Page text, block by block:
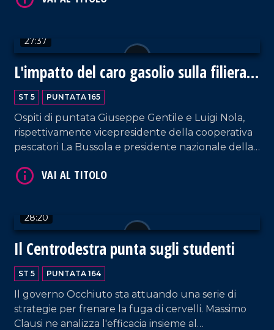
27:37
L'impatto del caro gasolio sulla filiera
alimentare
ST 5 PUNTATA 165
Ospiti di puntata Giuseppe Gentile e Luigi Nola,
rispettivamente vicepresidente della cooperativa
pescatori La Bussola e presidente nazionale della
sulle ripercussione della guerra in Medioriente
28:20
Il Centrodestra punta sugli studenti
ST 5 PUNTATA 164
Il governo Occhiuto sta attuando una serie di
strategie per frenare la fuga di cervelli. Massimo
Clausi ne analizza l'efficacia insieme al
VAI AL TITOLO